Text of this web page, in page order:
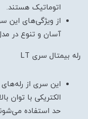
اتوماتیک هستند.
از ویژگی‌های
آسان و تنوع در
رله بیمتال سری LT
این سری از
الکتریکی با توان
حد استفاده